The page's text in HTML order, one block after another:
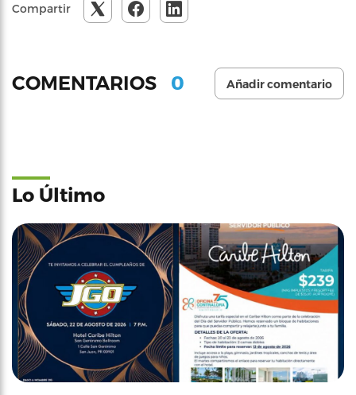
Compartir
COMENTARIOS 0 Añadir comentario
Lo Último